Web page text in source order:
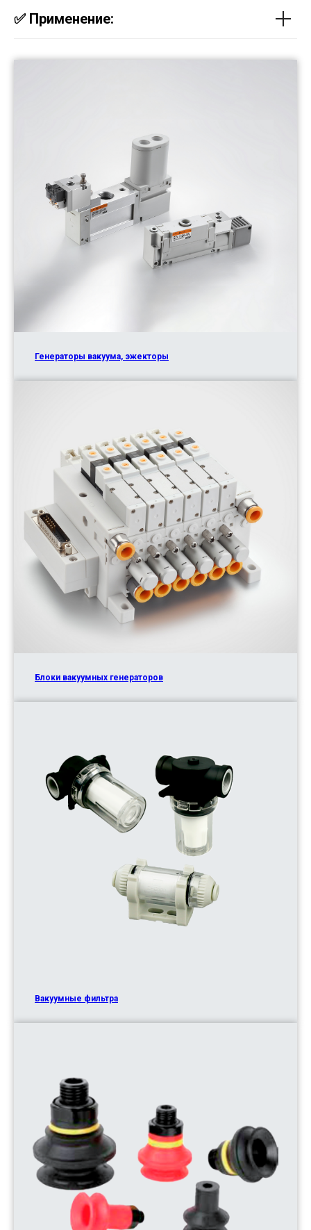
✅ Применение:
Генераторы вакуума, эжекторы
Блоки вакуумных генераторов
Вакуумные фильтра